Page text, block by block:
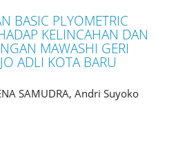
BASIC PLYOMETRIC
KELINCAHAN DAN
MAWASHI GERI
ADLI KOTA BARU
SAMUDRA, Andri Suyoko